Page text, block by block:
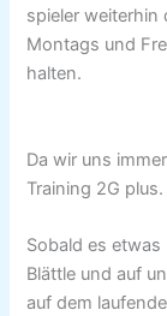
spieler
Montags und
halten.
Da wir uns
Training 2G plus.
Sobald es etwas
Blättle und auf
auf dem